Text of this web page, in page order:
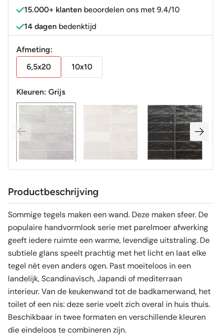
15.000+ klanten beoordelen ons met 9.4/10
14 dagen bedenktijd
Afmeting:
6,5x20
10x10
Kleuren: Grijs
Productbeschrijving
Sommige tegels maken een wand. Deze maken sfeer. De
populaire handvormlook serie met parelmoer afwerking
geeft iedere ruimte een warme, levendige uitstraling. De
subtiele glans speelt prachtig met het licht en laat elke
tegel nét even anders ogen. Past moeiteloos in een
landelijk, Scandinavisch, Japandi of mediterraan
interieur. Van de keukenwand tot de badkamerwand, het
toilet of een nis: deze serie voelt zich overal in huis thuis.
Beschikbaar in twee formaten en verschillende kleuren
die eindeloos te combineren zijn.